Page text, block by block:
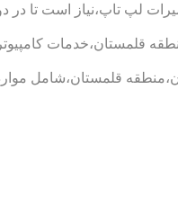
لپ تاپ،نیاز است تا در
قلمستان،خدمات
قلمستان،شامل